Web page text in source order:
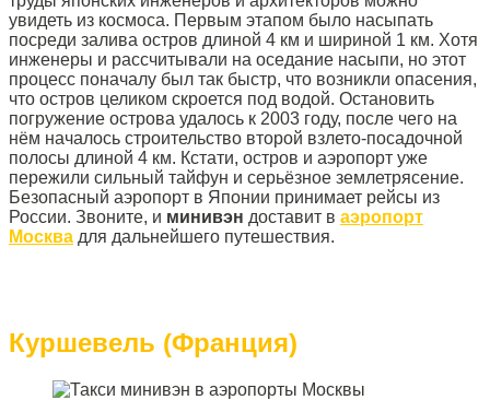
увидеть из космоса. Первым этапом было насыпать
посреди залива остров длиной 4 км и шириной 1 км. Хотя
инженеры и рассчитывали на оседание насыпи, но этот
процесс поначалу был так быстр, что возникли опасения,
что остров целиком скроется под водой. Остановить
погружение острова удалось к 2003 году, после чего на
нём началось строительство второй взлето-посадочной
полосы длиной 4 км. Кстати, остров и аэропорт уже
пережили сильный тайфун и серьёзное землетрясение.
Безопасный аэропорт в Японии принимает рейсы из
России. Звоните, и минивэн доставит в аэропорт
Москва для дальнейшего путешествия.
Куршевель (Франция)